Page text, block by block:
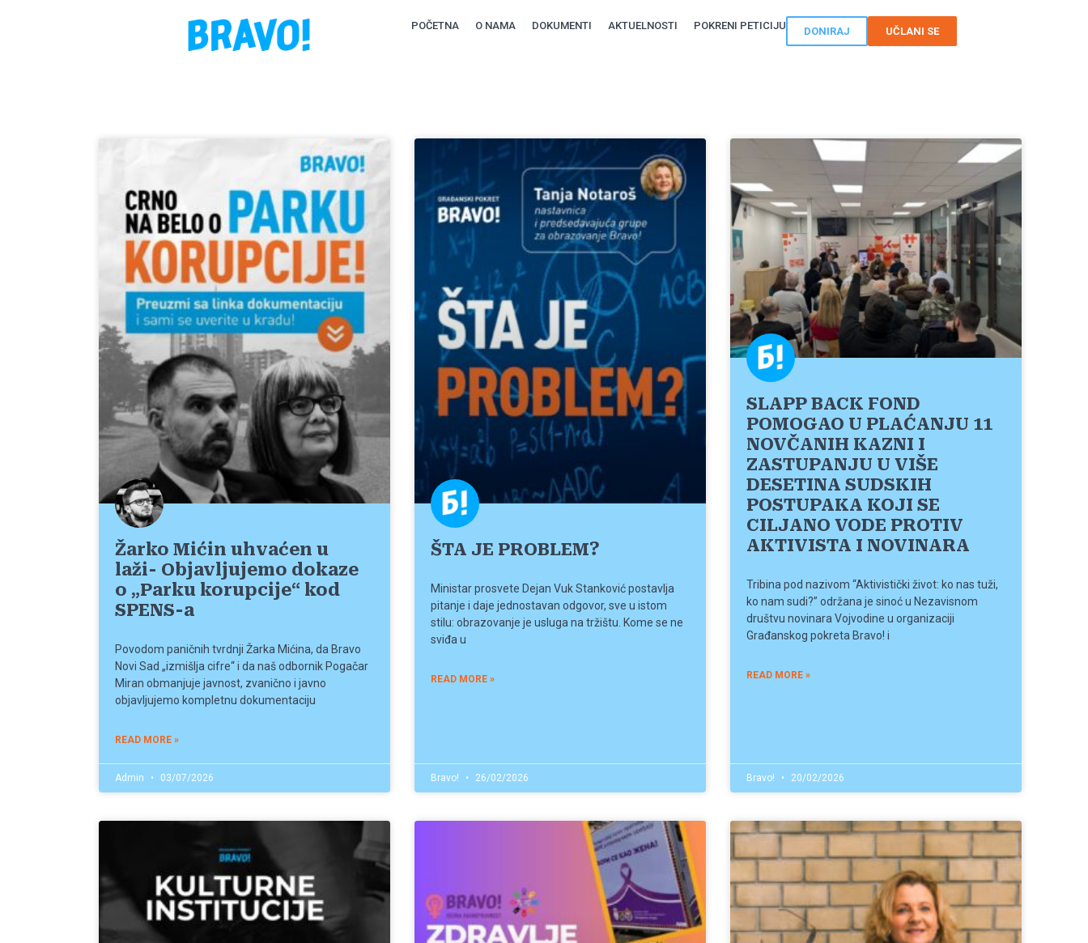
POČETNA O NAMA DOKUMENTI AKTUELNOSTI POKRENI PETICIJU DONIRAJ UČLANI SE
Žarko Mićin uhvaćen u
laži- Objavljujemo dokaze
o „Parku korupcije“ kod
SPENS-a
Povodom paničnih tvrdnji Žarka Mićina, da Bravo
Novi Sad „izmišlja cifre“ i da naš odbornik Pogačar
Miran obmanjuje javnost, zvanično i javno
objavljujemo kompletnu dokumentaciju
READ MORE »
Admin 03/07/2026
ŠTA JE PROBLEM?
Ministar prosvete Dejan Vuk Stanković postavlja
pitanje i daje jednostavan odgovor, sve u istom
stilu: obrazovanje je usluga na tržištu. Kome se ne
sviđa u
READ MORE »
Bravo! 26/02/2026
SLAPP BACK FOND
POMOGAO U PLAĆANJU 11
NOVČANIH KAZNI I
ZASTUPANJU U VIŠE
DESETINA SUDSKIH
POSTUPAKA KOJI SE
CILJANO VODE PROTIV
AKTIVISTA I NOVINARA
Tribina pod nazivom “Aktivistički život: ko nas tuži,
ko nam sudi?” održana je sinoć u Nezavisnom
društvu novinara Vojvodine u organizaciji
Građanskog pokreta Bravo! i
READ MORE »
Bravo! 20/02/2026